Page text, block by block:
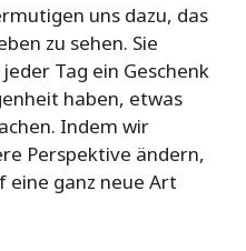
uns dazu, das
zu sehen. Sie
Tag ein Geschenk
haben, etwas
Indem wir
Perspektive ändern,
eine ganz neue Art